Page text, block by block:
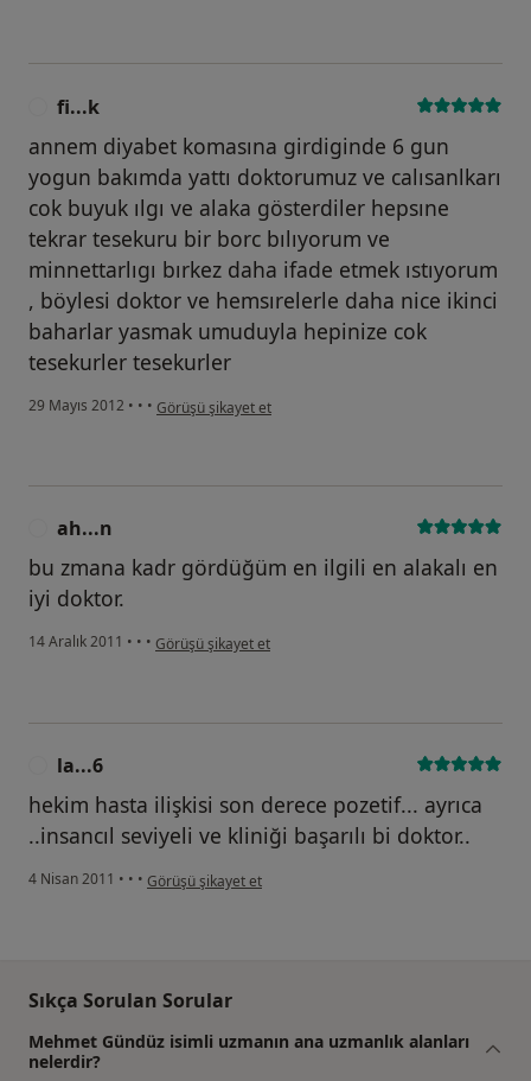
fi...k
annem diyabet komasına girdiginde 6 gun
yogun bakımda yattı doktorumuz ve calısanlkarı
cok buyuk ılgı ve alaka gösterdiler hepsıne
tekrar tesekuru bir borc bılıyorum ve
minnettarlıgı bırkez daha ifade etmek ıstıyorum
, böylesi doktor ve hemsırelerle daha nice ikinci
baharlar yasmak umuduyla hepinize cok
tesekurler tesekurler
29 Mayıs 2012 • • • kullanıcının görüşüne göre fi...k
Görüşü şikayet et
ah...n
bu zmana kadr gördüğüm en ilgili en alakalı en
iyi doktor.
14 Aralık 2011 • • • kullanıcının görüşüne göre ah...n
Görüşü şikayet et
la...6
hekim hasta ilişkisi son derece pozetif... ayrıca
..insancıl seviyeli ve kliniği başarılı bi doktor..
4 Nisan 2011 • • • kullanıcının görüşüne göre la...6
Görüşü şikayet et
Sıkça Sorulan Sorular
Mehmet Gündüz isimli uzmanın ana uzmanlık alanları
nelerdir?